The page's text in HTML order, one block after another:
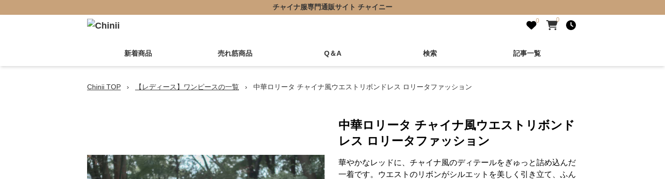
チャイナ服専門通販サイト チャイニー
0 0
新着商品 売れ筋商品 Q＆A 検索 記事一覧
Chinii TOP › 【レディース】ワンピースの一覧 › 中華ロリータ チャイナ風ウエストリボンドレス ロリータファッション
中華ロリータ チャイナ風ウエストリボンド
レス ロリータファッション
華やかなレッドに、チャイナ風のディテールをぎゅっと詰め込んだ
一着です。ウエストのリボンがシルエットを美しく引き立て、ふん